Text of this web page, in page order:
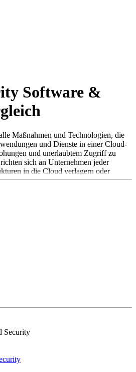
Software &
Maßnahmen und Technologien, die
und Dienste in einer Cloud-
und unerlaubtem Zugriff zu
sich an Unternehmen jeder
in die Cloud verlagern oder
Sie kommen vor allem in Branchen
einhalten müssen,
Finanzwesen und der öffentliche
umfassen sowohl technische
wie Zugriffskontrollen und
zum Beispiel:
Response (XDR) Platforms
Security